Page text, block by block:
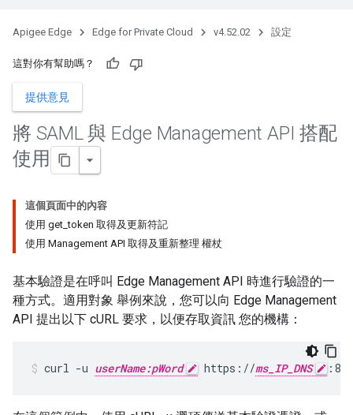
Apigee Edge Edge for Private Cloud v4.52.02 設定
這對你有幫助嗎？
提供意見
將 SAML 與 Edge Management API 搭配
使用
這個頁面中的內容
使用 get_token 取得及更新符記
使用 Management API 取得及重新整理 權杖
基本驗證是在呼叫 Edge Management API 時進行驗證的一
種方式。適用對象 舉例來說，您可以向 Edge Management
API 提出以下 cURL 要求，以便存取資訊 您的機構：
curl -u userName:pWord https://ms_IP_DNS